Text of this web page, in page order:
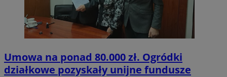
Umowa na ponad 80.000 zł. Ogródki
działkowe pozyskały unijne fundusze